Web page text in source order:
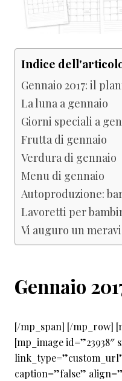
Indice
Gennaio 2017: il
La luna a gennaio
Giorni speciali a
Frutta di gennaio
Verdura di gennaio
Menu di gennaio
Autoproduzione:
Lavoretti per
Vi auguro un
Gennaio
[/mp_span] [/mp_row]
[mp_image id=”23938″
caption=”false”